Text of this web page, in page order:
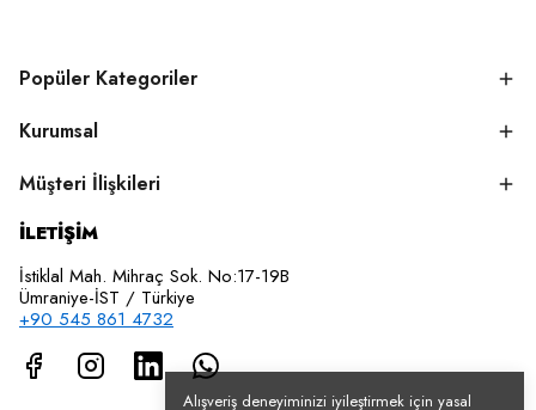
Alışveriş deneyiminizi iyileştirmek için yasal
Popüler Kategoriler
Kurumsal
Müşteri İlişkileri
İLETİŞİM
İstiklal Mah. Mihraç Sok. No:17-19B
Ümraniye-İST / Türkiye
+90 545 861 4732